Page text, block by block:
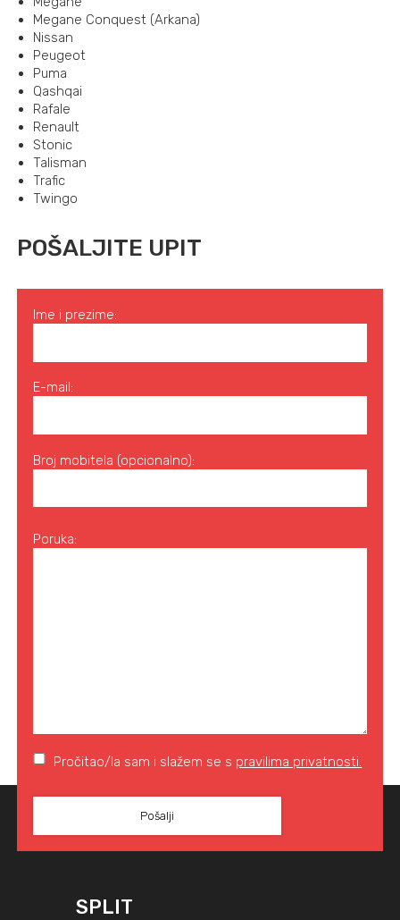
Megane Conquest (Arkana)
Nissan
Peugeot
Puma
Qashqai
Rafale
Renault
Stonic
Talisman
Trafic
Twingo
POŠALJITE UPIT
Ime i prezime:
E-mail:
Broj mobitela (opcionalno):
Poruka:
Pročitao/la sam i slažem se s pravilima privatnosti.
SPLIT